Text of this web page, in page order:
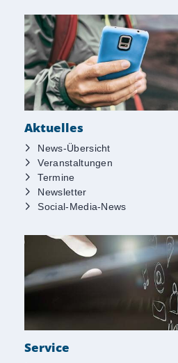
Aktuelles
News-Übersicht
Veranstaltungen
Termine
Newsletter
Social-Media-News
Service